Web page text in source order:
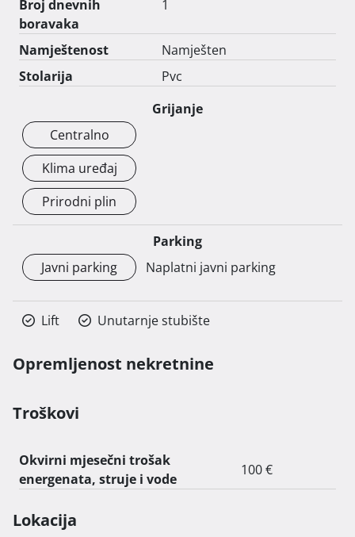
Broj dnevnih
boravaka
1
Namještenost
Namješten
Stolarija
Pvc
Grijanje
Centralno
Klima uređaj
Prirodni plin
Parking
Javni parking
Naplatni javni parking
Lift Unutarnje stubište
Opremljenost nekretnine
Troškovi
Okvirni mjesečni trošak
energenata, struje i vode
100 €
Lokacija